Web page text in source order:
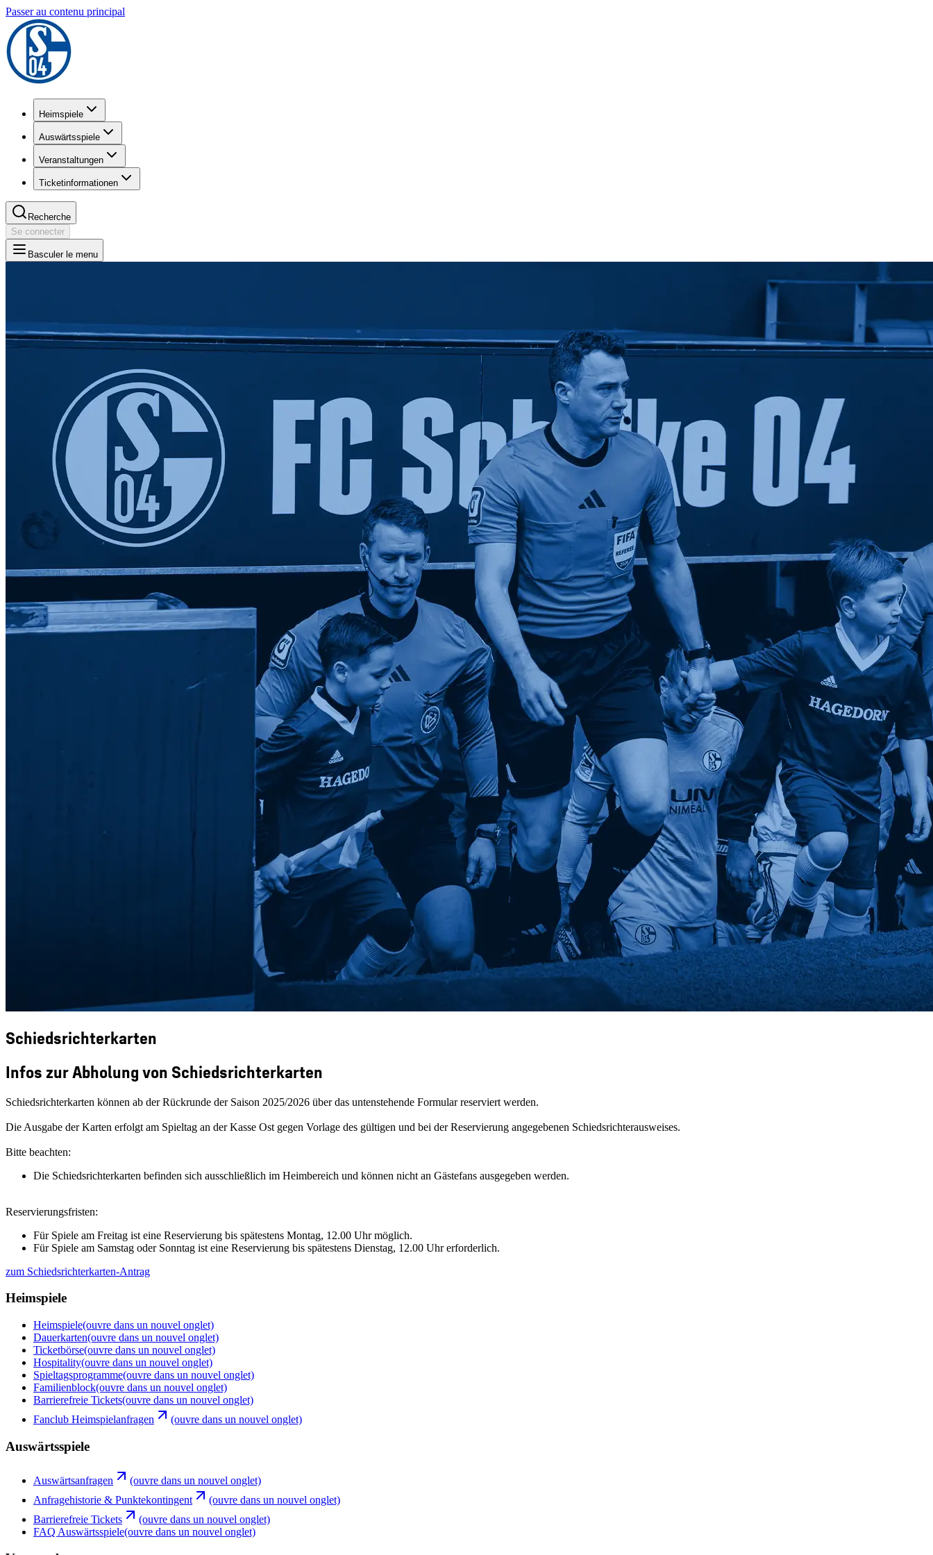
Passer au contenu principal
Heimspiele
Auswärtsspiele
Veranstaltungen
Ticketinformationen
Recherche
Se connecter
Basculer le menu
Schiedsrichterkarten
Infos zur Abholung von Schiedsrichterkarten
Schiedsrichterkarten können ab der Rückrunde der Saison 2025/2026 über das untenstehende Formular reserviert werden.
Die Ausgabe der Karten erfolgt am Spieltag an der Kasse Ost gegen Vorlage des gültigen und bei der Reservierung angegebenen Schiedsrichterausweises.
Bitte beachten:
Die Schiedsrichterkarten befinden sich ausschließlich im Heimbereich und können nicht an Gästefans ausgegeben werden.
Reservierungsfristen:
Für Spiele am Freitag ist eine Reservierung bis spätestens Montag, 12.00 Uhr möglich.
Für Spiele am Samstag oder Sonntag ist eine Reservierung bis spätestens Dienstag, 12.00 Uhr erforderlich.
zum Schiedsrichterkarten-Antrag
Heimspiele
Heimspiele(ouvre dans un nouvel onglet)
Dauerkarten(ouvre dans un nouvel onglet)
Ticketbörse(ouvre dans un nouvel onglet)
Hospitality(ouvre dans un nouvel onglet)
Spieltagsprogramme(ouvre dans un nouvel onglet)
Familienblock(ouvre dans un nouvel onglet)
Barrierefreie Tickets(ouvre dans un nouvel onglet)
Fanclub Heimspielanfragen
(ouvre dans un nouvel onglet)
Auswärtsspiele
Auswärtsanfragen
(ouvre dans un nouvel onglet)
Anfragehistorie & Punktekontingent
(ouvre dans un nouvel onglet)
Barrierefreie Tickets
(ouvre dans un nouvel onglet)
FAQ Auswärtsspiele(ouvre dans un nouvel onglet)